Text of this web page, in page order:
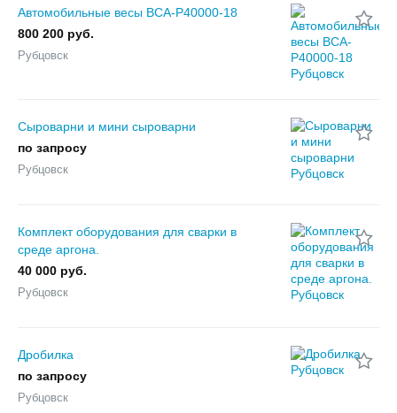
Автомобильные весы ВСА-Р40000-18
800 200 руб.
Рубцовск
Сыроварни и мини сыроварни
по запросу
Рубцовск
Комплект оборудования для сварки в
среде аргона.
40 000 руб.
Рубцовск
Дробилка
по запросу
Рубцовск